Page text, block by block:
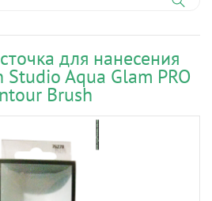
для нанесения
Aqua Glam PRO
Brush